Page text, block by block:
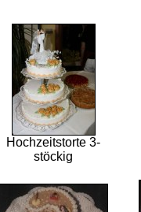
Hochzeitstorte 3-
stöckig